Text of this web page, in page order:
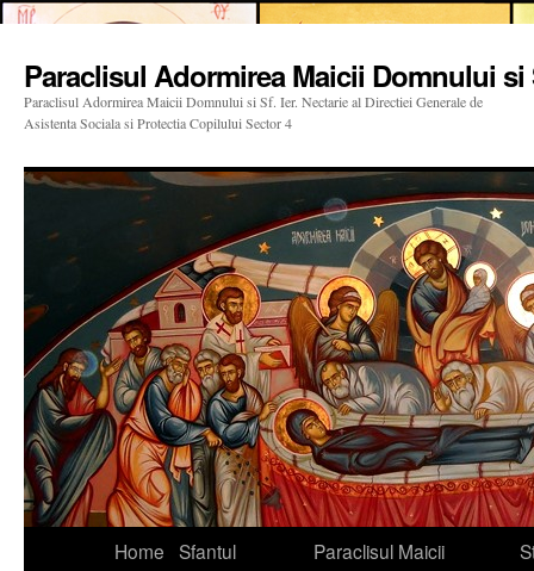
Paraclisul Adormirea Maicii Domnului si
Paraclisul Adormirea Maicii Domnului si Sf. Ier. Nectarie al Directiei Generale de
Asistenta Sociala si Protectia Copilului Sector 4
Home Sfantul
Paraclisul Maicii